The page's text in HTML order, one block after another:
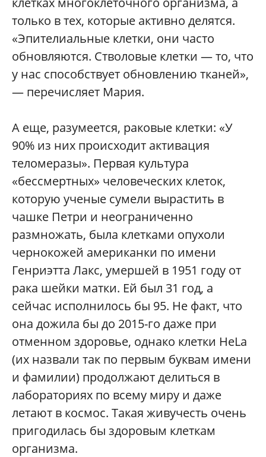
только в тех, которые активно делятся.
«Эпителиальные клетки, они часто
обновляются. Стволовые клетки — то, что
у нас способствует обновлению тканей»,
— перечисляет Мария.
А еще, разумеется, раковые клетки: «У
90% из них происходит активация
теломеразы». Первая культура
«бессмертных» человеческих клеток,
которую ученые сумели вырастить в
чашке Петри и неограниченно
размножать, была клетками опухоли
чернокожей американки по имени
Генриэтта Лакс, умершей в 1951 году от
рака шейки матки. Ей был 31 год, а
сейчас исполнилось бы 95. Не факт, что
она дожила бы до 2015-го даже при
отменном здоровье, однако клетки HeLa
(их назвали так по первым буквам имени
и фамилии) продолжают делиться в
лабораториях по всему миру и даже
летают в космос. Такая живучесть очень
пригодилась бы здоровым клеткам
организма.